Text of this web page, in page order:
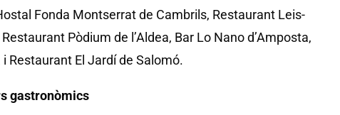
Fonda Montserrat de Cambrils, Restaurant Leis-
Pòdium de l’Aldea, Bar Lo Nano d’Amposta,
Restaurant El Jardí de Salomó.
gastronòmics